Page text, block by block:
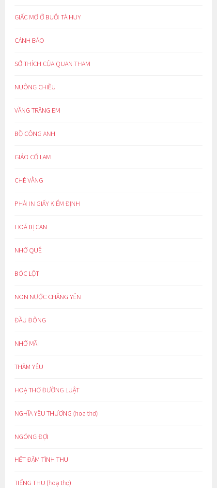
GIẤC MƠ Ở BUỔI TÀ HUY
CẢNH BÁO
SỞ THÍCH CỦA QUAN THAM
NUÔNG CHIỀU
VẦNG TRĂNG EM
BỒ CÔNG ANH
GIẢO CỔ LAM
CHÈ VẰNG
PHẢI IN GIẤY KIỂM ĐỊNH
HOÁ BỊ CAN
NHỚ QUÊ
BÓC LỘT
NON NƯỚC CHẲNG YÊN
ĐẦU ĐÔNG
NHỚ MÃI
THẦM YÊU
HOẠ THƠ ĐƯỜNG LUẬT
NGHĨA YÊU THƯƠNG (hoạ thơ)
NGÓNG ĐỢI
HẾT ĐẬM TÌNH THU
TIẾNG THU (hoạ thơ)